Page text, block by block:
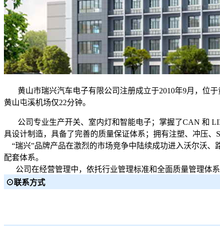
黄山市瑞兴汽车电子有限公司注册成立于2010年9月，位于
黄山屯溪机场仅22分钟。
公司专业生产开关、室内灯和智能电子；掌握了CAN 和
具设计制造，具备了完善的质量保证体系；拥有注塑、冲压
“瑞兴”品牌产品在激烈的市场竞争中陆续成功进入沃尔沃、
配套体系。
公司在经营管理中，依托行业管理标准和全面质量管理体
⊙联系方式